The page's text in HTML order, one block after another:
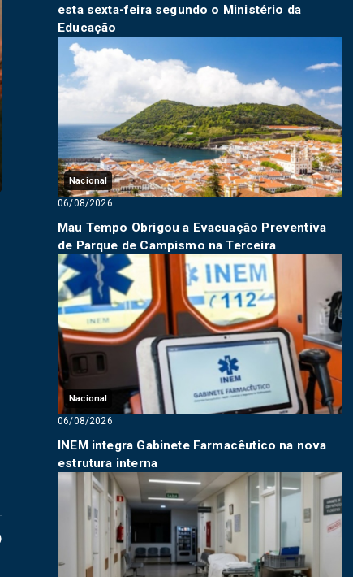
esta sexta-feira segundo o Ministério da
Educação
Nacional
06/08/2026
Mau Tempo Obrigou a Evacuação Preventiva
de Parque de Campismo na Terceira
Nacional
06/08/2026
INEM integra Gabinete Farmacêutico na nova
estrutura interna